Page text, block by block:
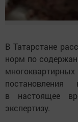
В Татарстане
норм по
постановления
в настоящее
экспертизу.